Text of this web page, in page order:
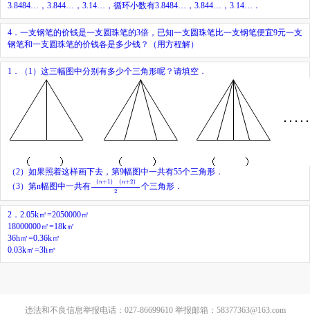
3.8484…，3.844…，3.14…，循环小数有3.8484…，3.844…，3.14…．
4．一支钢笔的价钱是一支圆珠笔的3倍，已知一支圆珠笔比一支钢笔便宜9元一支
钢笔和一支圆珠笔的价钱各是多少钱？（用方程解）
1．（1）这三幅图中分别有多少个三角形呢？请填空．
（2）如果照着这样画下去，第9幅图中一共有55个三角形．
（3）第n幅图中一共有
（n+1） （n+2）
2
（n +1）（ n+ 2 ）
个三角形．
2．2.05k㎡=2050000㎡
18000000㎡=18k㎡
36h㎡=0.36k㎡
0.03k㎡=3h㎡
违法和不良信息举报电话：027-86699610 举报邮箱：58377363@163.com